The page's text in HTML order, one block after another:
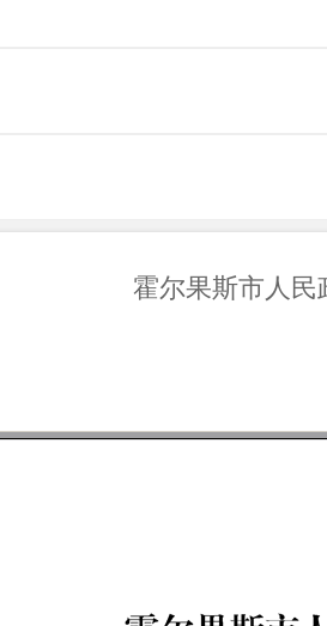
霍尔果斯市人民